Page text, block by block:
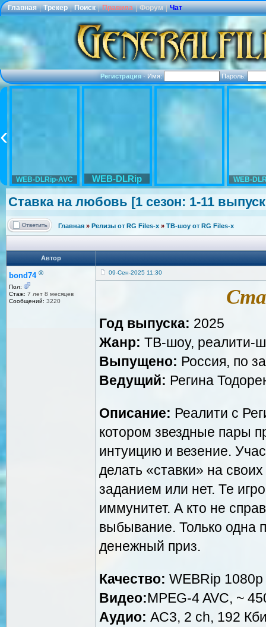
Главная | Трекер | Поиск | Правила | Форум | Чат
Регистрация·Имя: Пароль:
WEB-DLRip-AVC WEB-DLRip WEB-
Ставка на любовь [1 сезон: 1-11
Главная » Релизы от RG Files-x » ТВ-шоу от RG Files-x
Автор
bond74 ®
Пол:
Стаж: 7 лет 8 месяцев
Сообщений: 3220
09-Сен-2025 11:30
Год выпуска: 2025
Жанр: ТВ-шоу, реалити-
Выпущено: Россия, по
Ведущий: Регина
Описание: Реалити с
котором звездные пары
интуицию и везение.
делать «ставки» на
заданием или нет. Те
иммунитет. А кто не
выбывание. Только одна
денежный приз.
Качество: WEBRip 1080p
Видео:MPEG-4 AVC, ~
Аудио: AC3, 2 ch, 192